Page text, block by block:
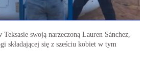
swoją narzeczoną Lauren Sánchez,
składającej się z sześciu kobiet w tym